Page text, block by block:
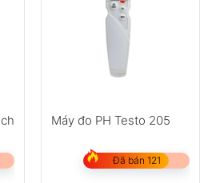
Máy đo PH Testo 205
Đã bán 121